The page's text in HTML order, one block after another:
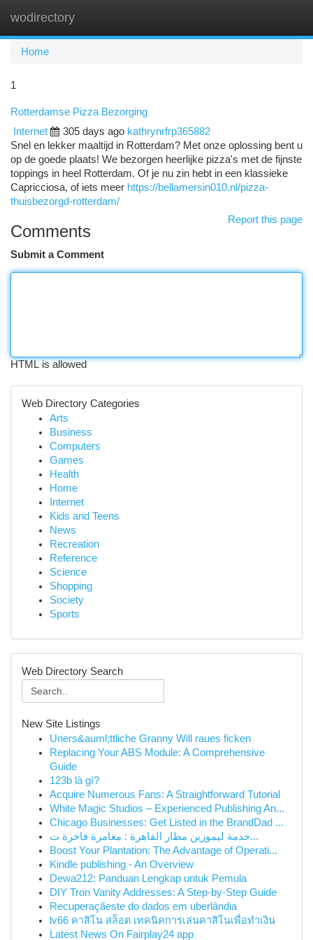
wodirectory
Home
1
Rotterdamse Pizza Bezorging
Internet
305 days ago kathrynrfrp365882
Snel en lekker maaltijd in Rotterdam? Met onze oplossing bent u
op de goede plaats! We bezorgen heerlijke pizza's met de fijnste
toppings in heel Rotterdam. Of je nu zin hebt in een klassieke
Capricciosa, of iets meer https://bellamersin010.nl/pizza-
thuisbezorgd-rotterdam/
Report this page
Comments
Submit a Comment
HTML is allowed
Web Directory Categories
Arts
Business
Computers
Games
Health
Home
Internet
Kids and Teens
News
Recreation
Reference
Science
Shopping
Society
Sports
Web Directory Search
New Site Listings
Uners&auml;ttliche Granny Will raues ficken
Replacing Your ABS Module: A Comprehensive
Guide
123b là gì?
Acquire Numerous Fans: A Straightforward Tutorial
White Magic Studios – Experienced Publishing An...
Chicago Businesses: Get Listed in the BrandDad ...
خدمة ليموزين مطار القاهرة : مغامرة فاخرة ت...
Boost Your Plantation: The Advantage of Operati...
Kindle publishing - An Overview
Dewa212: Panduan Lengkap untuk Pemula
DIY Tron Vanity Addresses: A Step-by-Step Guide
Recuperaçãeste do dados em uberlândia
lv66 คาสิโน สล็อต เทคนิคการเล่นคาสิโนเพื่อทำเงิน
Latest News On Fairplay24 app